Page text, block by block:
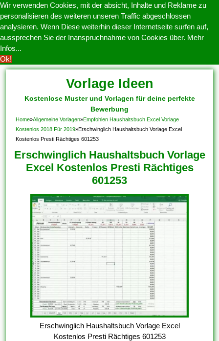
Wir verwenden Cookies, mit der absicht, Inhalte und Reklame zu
personalisieren des weiteren unseren Traffic abgeschlossen
analysieren. Wenn Diese weiterhin dieser Internetseite surfen auf,
aussprechen Sie der Inanspruchnahme von Cookies über. Mehr
Infos...
Ok!
Vorlage Ideen
Kostenlose Muster und Vorlagen für deine perfekte
Bewerbung
Home»Allgemeine Vorlagen»Empfohlen Haushaltsbuch Excel Vorlage
Kostenlos 2018 Für 2019»Erschwinglich Haushaltsbuch Vorlage Excel
Kostenlos Presti Rächtiges 601253
Erschwinglich Haushaltsbuch Vorlage
Excel Kostenlos Presti Rächtiges
601253
Erschwinglich Haushaltsbuch Vorlage Excel
Kostenlos Presti Rächtiges 601253